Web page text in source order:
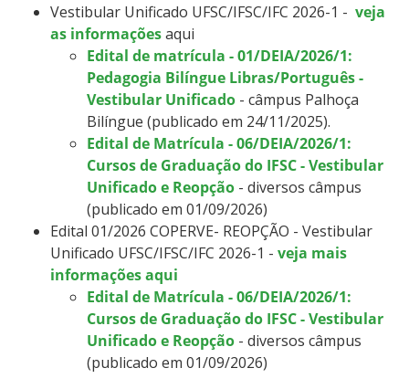
Cadastro de interesse
Vestibular Unificado UFSC/IFSC/IFC 2026-1 - veja
as informaçõesaqui
Edital de matrícula - 01/DEIA/2026/1:
Pedagogia Bilíngue Libras/Português -
Vestibular Unificado - câmpus Palhoça
Bilíngue (publicado em 24/11/2025).
Edital de Matrícula - 06/DEIA/2026/1:
Cursos de Graduação do IFSC - Vestibular
Unificado e Reopção - diversos câmpus
(publicado em 01/09/2026)
Edital 01/2026 COPERVE- REOPÇÃO - Vestibular
Unificado UFSC/IFSC/IFC 2026-1 - veja mais
informações aqui
Edital de Matrícula - 06/DEIA/2026/1:
Cursos de Graduação do IFSC - Vestibular
Unificado e Reopção - diversos câmpus
(publicado em 01/09/2026)